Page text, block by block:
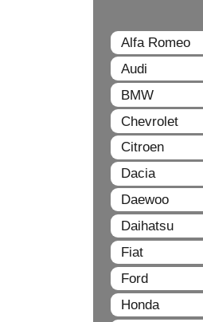
Alfa Romeo
Audi
BMW
Chevrolet
Citroen
Dacia
Daewoo
Daihatsu
Fiat
Ford
Honda